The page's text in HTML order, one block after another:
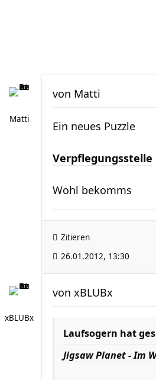
Matti
von Matti
Ein neues Puzzle
Verpflegungsstelle
Wohl bekomms
Zitieren
26.01.2012, 13:30
xBLUBx
von xBLUBx
Laufsogern hat
Jigsaw Planet - Im